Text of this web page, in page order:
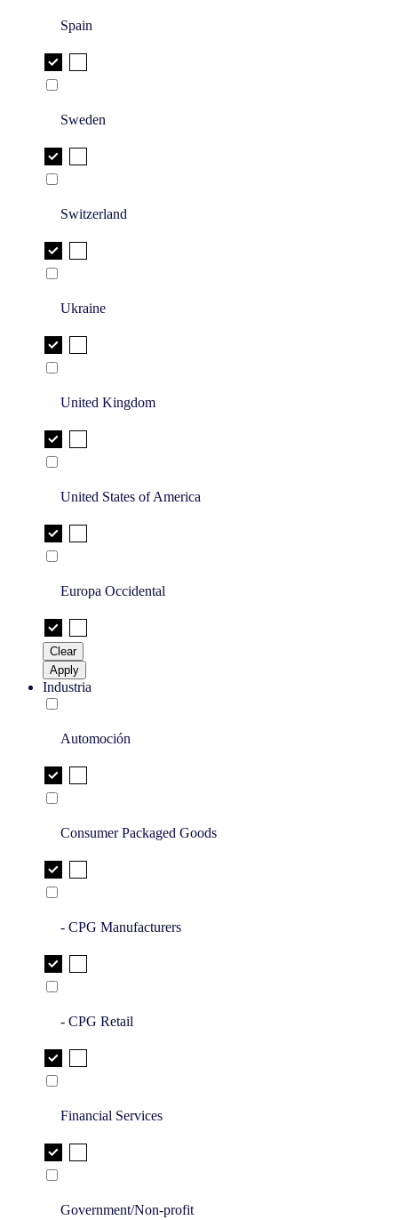
Spain
Sweden
Switzerland
Ukraine
United Kingdom
United States of America
Europa Occidental
Clear
Apply
Industria
Automoción
Consumer Packaged Goods
- CPG Manufacturers
- CPG Retail
Financial Services
Government/Non-profit